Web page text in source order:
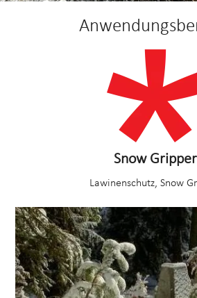
Snow Gripper
Lawinenschutz, Snow